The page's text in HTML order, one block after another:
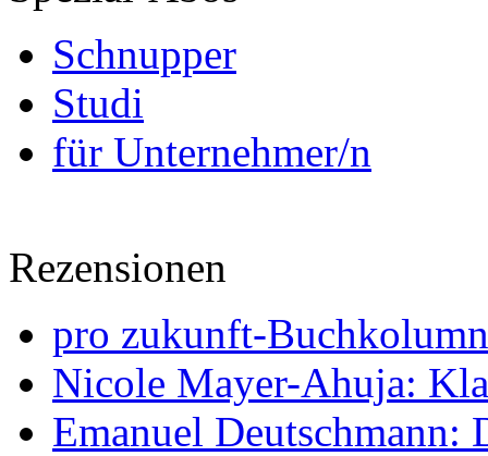
Schnupper
Studi
für Unternehmer/n
Rezensionen
pro zukunft-
Nicole Mayer-Ahuja:
Emanuel Deutschmann: